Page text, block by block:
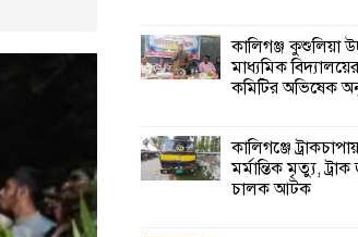
কালিগঞ্জ কুশুলিয়া
মাধ্যমিক বিদ্যালয়ের
কমিটির অভিষেক
কালিগঞ্জে
মর্মান্তিক মৃত্যু,
চালক আটক